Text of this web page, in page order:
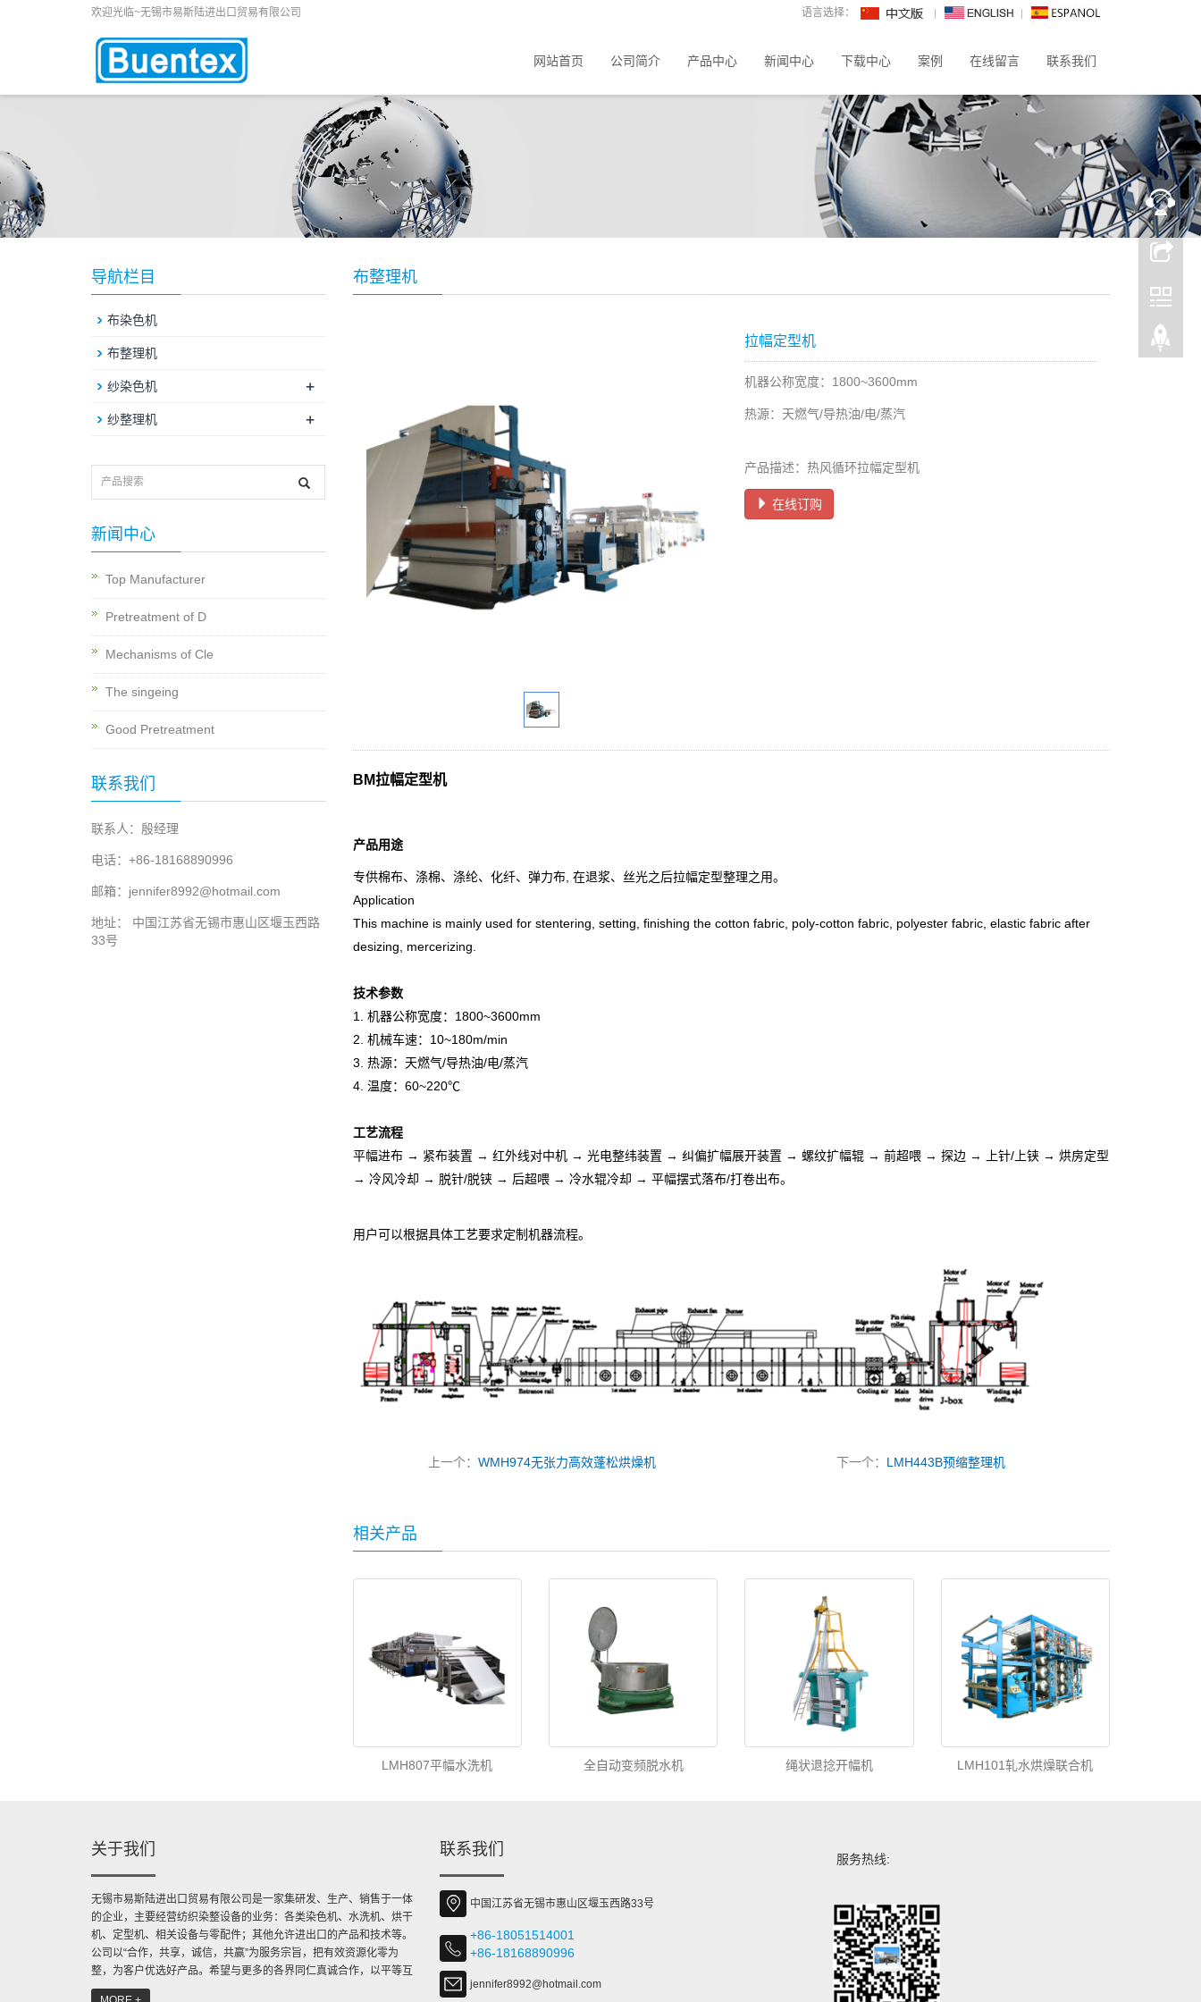
欢迎光临~无锡市易斯陆进出口贸易有限公司 语言选择：
网站首页 公司简介 产品中心 新闻中心 下载中心 案例 在线留言 联系我们
布整理机
拉幅定型机
机器公称宽度：1800~3600mm
热源：天燃气/导热油/电/蒸汽
产品描述：热风循环拉幅定型机
在线订购
BM拉幅定型机
产品用途
专供棉布、涤棉、涤纶、化纤、弹力布, 在退浆、丝光之后拉幅定型整理之用。
Application
This machine is mainly used for stentering, setting, finishing the cotton fabric, poly-cotton fabric, polyester fabric, elastic fabric after
desizing, mercerizing.
技术参数
1. 机器公称宽度：1800~3600mm
2. 机械车速：10~180m/min
3. 热源：天燃气/导热油/电/蒸汽
4. 温度：60~220℃
工艺流程
平幅进布 → 紧布装置 → 红外线对中机 → 光电整纬装置 → 纠偏扩幅展开装置 → 螺纹扩幅辊 → 前超喂 → 探边 → 上针/上铗 → 烘房定型
→ 冷风冷却 → 脱针/脱铗 → 后超喂 → 冷水辊冷却 → 平幅摆式落布/打卷出布。
用户可以根据具体工艺要求定制机器流程。
上一个： WMH974无张力高效蓬松烘燥机 下一个： LMH443B预缩整理机
相关产品
LMH807平幅水洗机 全自动变频脱水机 绳状退捻开幅机 LMH101轧水烘燥联合机
导航栏目
布染色机
布整理机
纱染色机 +
纱整理机 +
新闻中心
Top Manufacturer
Pretreatment of D
Mechanisms of Cle
The singeing
Good Pretreatment
联系我们
联系人：殷经理
电话：+86-18168890996
邮箱：jennifer8992@hotmail.com
地址： 中国江苏省无锡市惠山区堰玉西路
33号
关于我们
无锡市易斯陆进出口贸易有限公司是一家集研发、生产、销售于一体
的企业，主要经营纺织染整设备的业务：各类染色机、水洗机、烘干
机、定型机、相关设备与零配件；其他允许进出口的产品和技术等。
公司以“合作，共享，诚信，共赢”为服务宗旨，把有效资源化零为
整，为客户优选好产品。希望与更多的各界同仁真诚合作，以平等互
利的原则与各贸易伙伴共谋发展，开创更加辉煌的未来。 ...
联系我们
中国江苏省无锡市惠山区堰玉西路33号
+86-18051514001
+86-18168890996
jennifer8992@hotmail.com
服务热线: